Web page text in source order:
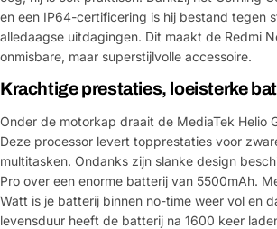
en een IP64-certificering is hij bestand tegen
alledaagse uitdagingen. Dit maakt de Redmi
onmisbare, maar superstijlvolle accessoire.
Krachtige prestaties, loeisterke
Onder de motorkap draait de MediaTek Helio
Deze processor levert topprestaties voor
multitasken. Ondanks zijn slanke design
Pro over een enorme batterij van 5500mAh.
Watt is je batterij binnen no-time weer vol en
levensduur heeft de batterij na 1600 keer